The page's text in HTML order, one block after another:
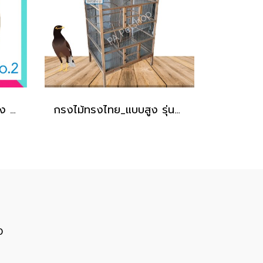
กรงนกเขาใหญ่_ทรงกลอง รุ่นหัวลวด กรงไม้ทรงไทย_แบบสูง รุ่นกิ่งไม้ [ไม้สัก]